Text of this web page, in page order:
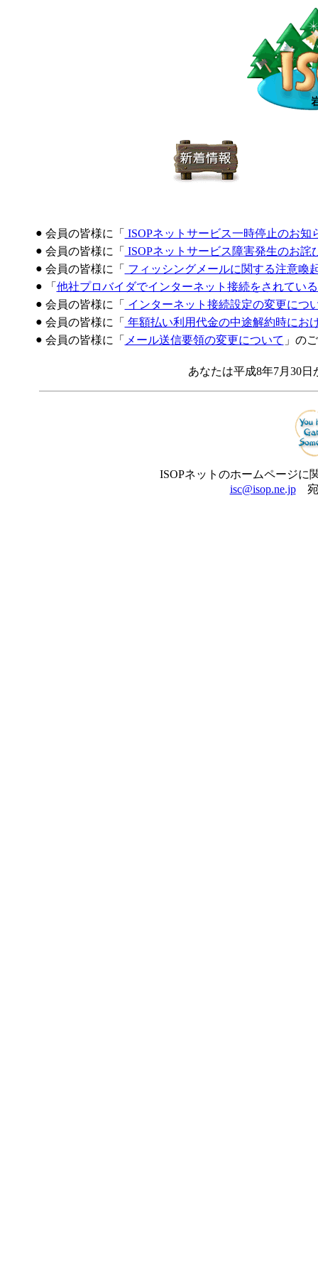
● 会員の皆様に「 ISOPネットサービス一時停止のお知
● 会員の皆様に「 ISOPネットサービス障害発生のお詫
● 会員の皆様に「
フィッシングメールに関する注意喚
●
「 他社プロバイダでインターネット接続をされてい
● 会員の皆様に「
インターネット接続設定の変更につ
● 会員の皆様に「 年額払い利用代金の中途解約時にお
● 会員の皆様に「 メール送信要領の変更について 」の
あなたは平成8年7月30
ISOPネットのホームページに
isc@isop.ne.jp宛